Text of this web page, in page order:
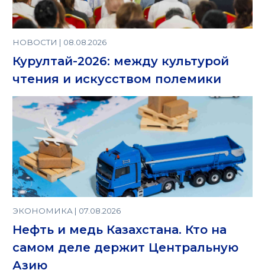
НОВОСТИ | 08.08.2026
Курултай-2026: между культурой
чтения и искусством полемики
ЭКОНОМИКА | 07.08.2026
Нефть и медь Казахстана. Кто на
самом деле держит Центральную
Азию